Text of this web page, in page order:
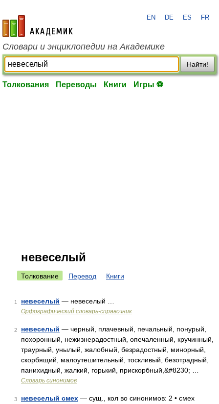
academic.ru
EN DE ES FR
Словари и энциклопедии на Академике
Найти!
Толкования Переводы Книги Игры ⚽
невеселый
Толкование Перевод Книги
1 невеселый — невеселый …
Орфографический словарь-справочник
2 невеселый — черный, плачевный, печальный, понурый,
похоронный, нежизнерадостный, опечаленный, кручинный,
траурный, унылый, жалобный, безрадостный, минорный,
скорбящий, малоутешительный, тоскливый, безотрадный,
панихидный, жалкий, горький, прискорбный,&#8230; …
Словарь синонимов
3 невеселый смех — сущ., кол во синонимов: 2 • смех